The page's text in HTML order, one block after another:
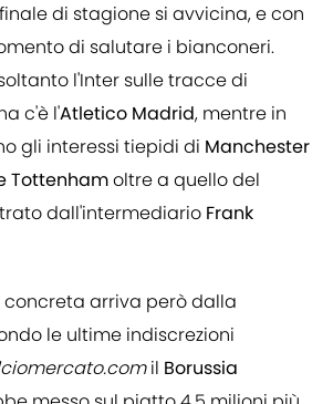
di stagione si avvicina, e con
di salutare i bianconeri.
l'Inter sulle tracce di
c'è l'Atletico Madrid, mentre in
gli interessi tiepidi di Manchester
Tottenhamoltre a quello del
dall'intermediario Frank
concreta arriva però dalla
le ultime indiscrezioni
il Borussia